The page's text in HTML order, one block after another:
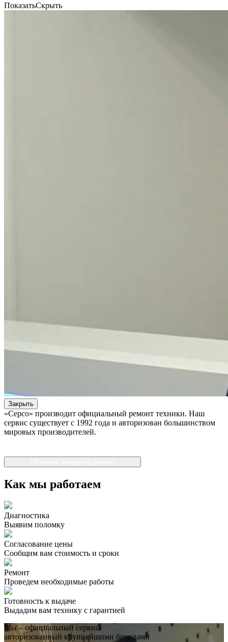
ПоказатьСкрыть
Закрыть
«Серсо» производит официальный ремонт техники. Наш
сервис существует с 1992 года и авторизован большинством
мировых производителей.
Как мы работаем
Диагностика
Выявим поломку
Согласование цены
Сообщим вам стоимость и сроки
Ремонт
Проведем необходимые работы
Готовность к выдаче
Выдадим вам технику с гарантией
Мы – официальный сервис,
авторизованный крупнейшими брендами